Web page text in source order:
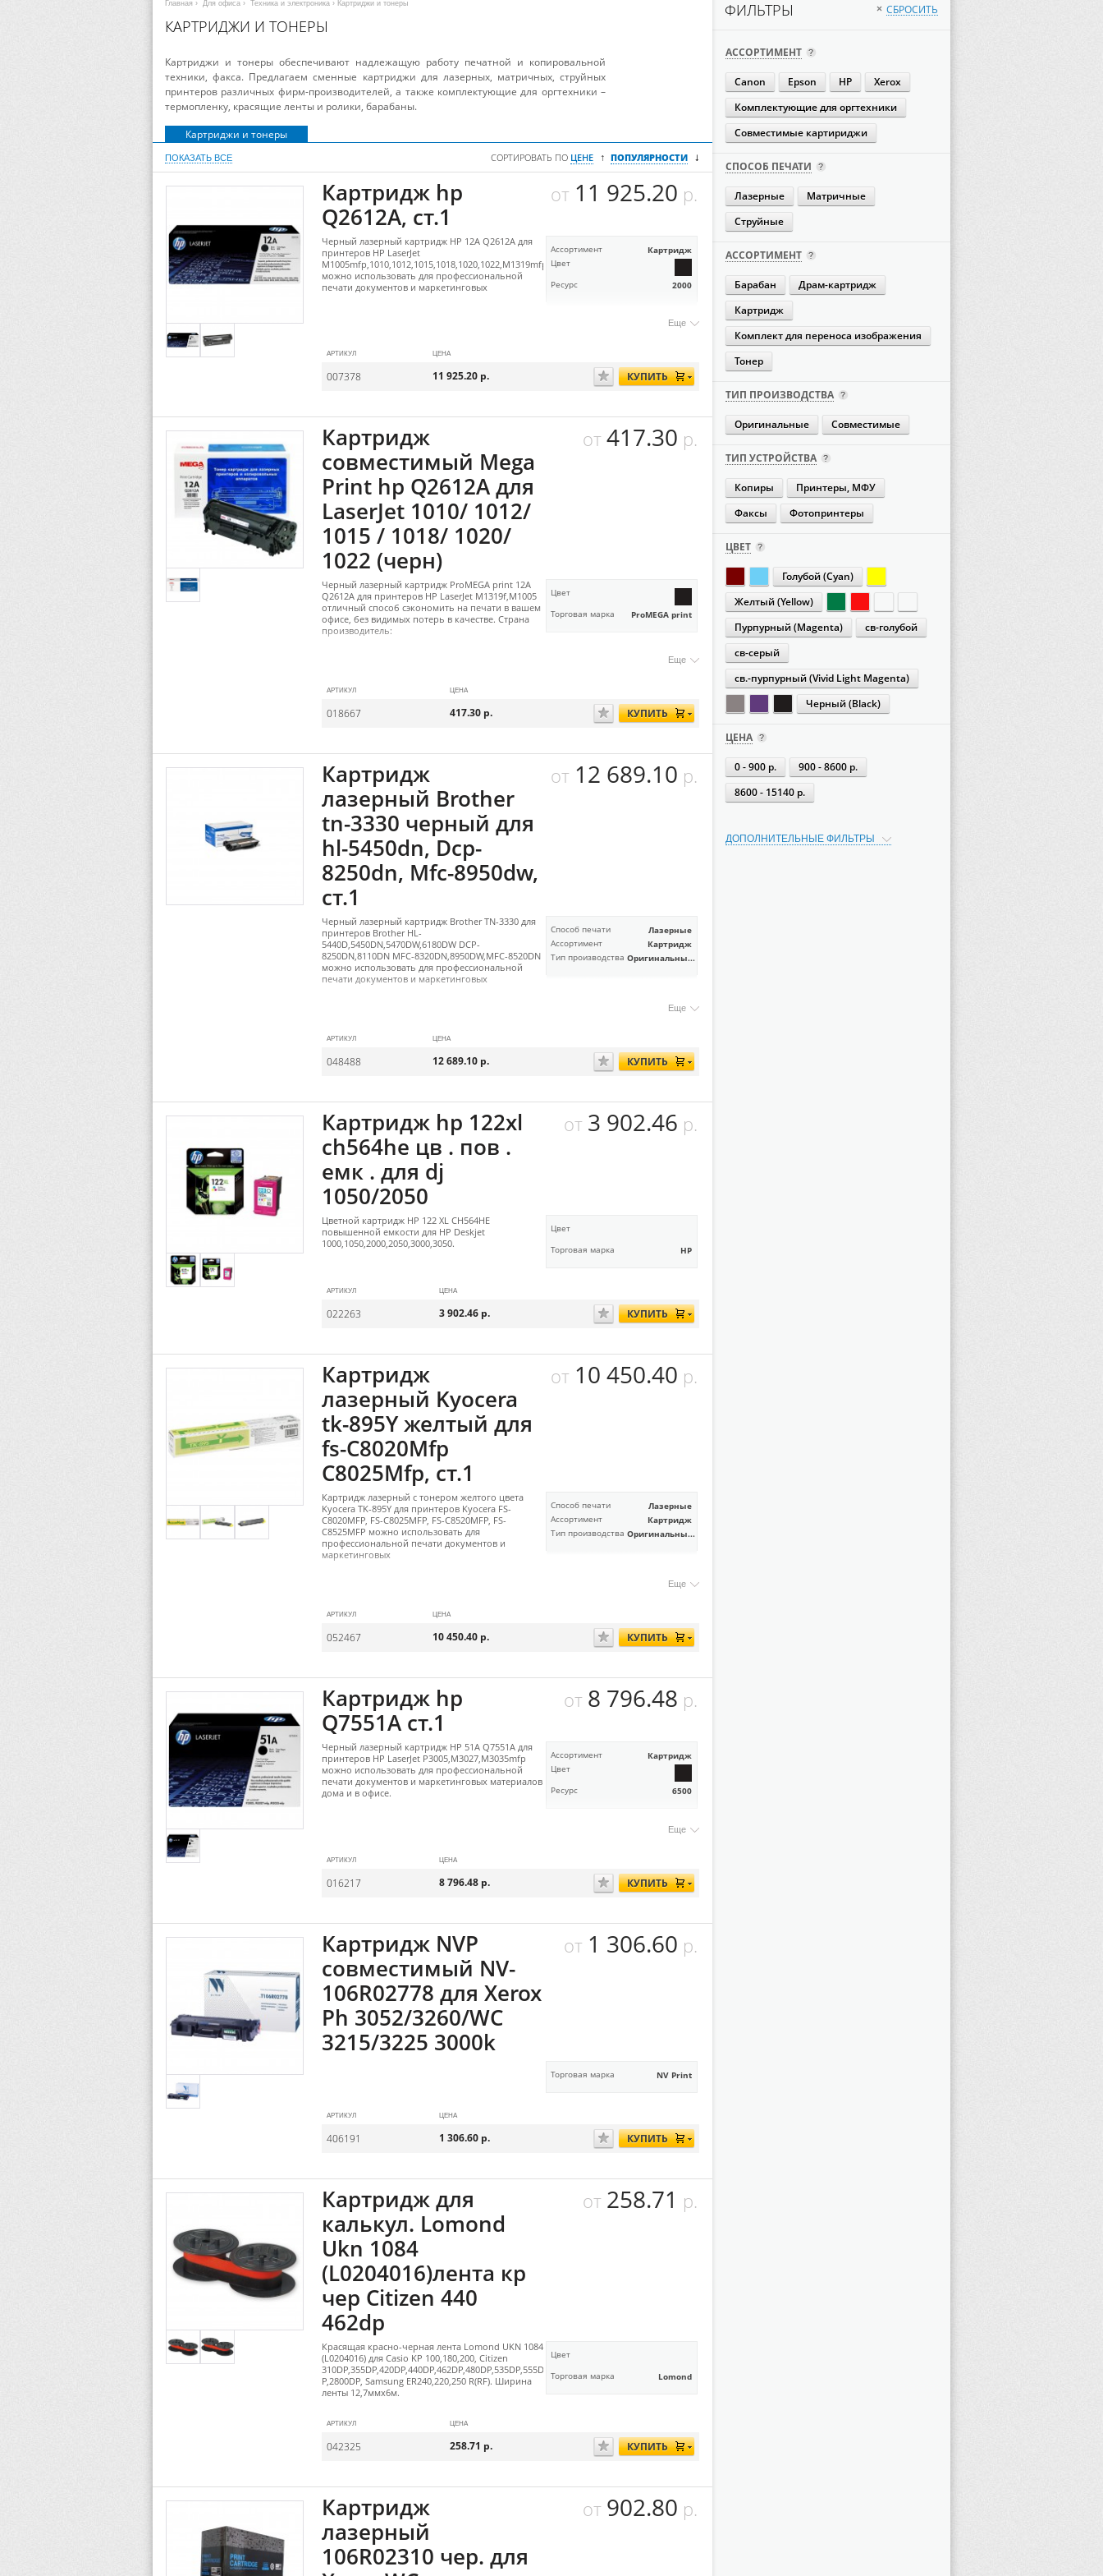
ФИЛЬТРЫ × СБРОСИТЬ
АССОРТИМЕНТ
Canon Epson HP
Xerox
Комплектующие для оргтехники
Совместимые картириджи
СПОСОБ ПЕЧАТИ
Лазерные
Матричные
Струйные
АССОРТИМЕНТ
Барабан
Драм-картридж
Картридж
Комплект для переноса изображения
Тонер
ТИП ПРОИЗВОДСТВА
Оригинальные Совместимые
ТИП УСТРОЙСТВА
Копиры
Принтеры, МФУ
Факсы
Фотопринтеры
ЦВЕТ
Голубой (Cyan)
Желтый (Yellow)
Пурпурный (Magenta)
св-голубой
св-серый
св.-пурпурный (Vivid Light Magenta)
Черный (Black)
ЦЕНА
0 - 900 р.
900 - 8600 р.
8600 - 15140 р.
ДОПОЛНИТЕЛЬНЫЕ ФИЛЬТРЫ
Главная › Для офиса › Техника и электроника › Картриджи и тонеры
КАРТРИДЖИ И ТОНЕРЫ
Картриджи и тонеры обеспечивают надлежащую работу печатной и копировальной
техники, факса. Предлагаем сменные картриджи для лазерных, матричных, струйных
принтеров различных фирм-производителей, а также комплектующие для оргтехники –
термопленку, красящие ленты и ролики, барабаны.
Картриджи и тонеры
ПОКАЗАТЬ ВСЕ СОРТИРОВАТЬ ПО ЦЕНЕ ↑ ПОПУЛЯРНОСТИ ↓
Картридж hp
Q2612А, ст.1
от 11 925.20 р.
Черный лазерный картридж HP 12A Q2612A для
принтеров HP LaserJet
M1005mfp,1010,1012,1015,1018,1020,1022,M1319mfp,3015,3020,3030,3050,3052,3055
можно использовать для профессиональной
печати документов и маркетинговых
Ассортимент Картридж
Цвет
Ресурс
2000
Еще
АРТИКУЛ ЦЕНА
007378 11 925.20 р. КУПИТЬ
Картридж
совместимый Mega
Print hp Q2612A для
LaserJet 1010/ 1012/
1015 / 1018/ 1020/
1022 (черн)
от 417.30 р.
Черный лазерный картридж ProMEGA print 12A
Q2612A для принтеров HP LaserJet M1319f,M1005
отличный способ сэкономить на печати в вашем
офисе, без видимых потерь в качестве. Страна
производитель:
Цвет
Торговая марка
ProMEGA print
Еще
АРТИКУЛ ЦЕНА
018667 417.30 р. КУПИТЬ
Картридж
лазерный Brother
tn-3330 черный для
hl-5450dn, Dcp-
8250dn, Mfc-8950dw,
ст.1
от 12 689.10 р.
Черный лазерный картридж Brother TN-3330 для
принтеров Brother HL-
5440D,5450DN,5470DW,6180DW DCP-
8250DN,8110DN MFC-8320DN,8950DW,MFC-8520DN
можно использовать для профессиональной
печати документов и маркетинговых
Способ печати Лазерные
Ассортимент Картридж
Тип производства Оригинальны...
Еще
АРТИКУЛ ЦЕНА
048488 12 689.10 р. КУПИТЬ
Картридж hp 122xl
ch564he цв . пов .
емк . для dj
1050/2050
от 3 902.46 р.
Цветной картридж HP 122 XL CH564HE
повышенной емкости для HP Deskjet
1000,1050,2000,2050,3000,3050.
Цвет
Торговая марка
HP
АРТИКУЛ ЦЕНА
022263 3 902.46 р. КУПИТЬ
Картридж
лазерный Kyocera
tk-895Y желтый для
fs-C8020Mfp
C8025Mfp, ст.1
от 10 450.40 р.
Картридж лазерный с тонером желтого цвета
Kyocera TK-895Y для принтеров Kyocera FS-
C8020MFP, FS-C8025MFP, FS-C8520MFP, FS-
C8525MFP можно использовать для
профессиональной печати документов и
маркетинговых
Способ печати Лазерные
Ассортимент Картридж
Тип производства Оригинальны...
Еще
АРТИКУЛ ЦЕНА
052467 10 450.40 р. КУПИТЬ
Картридж hp
Q7551А ст.1
от 8 796.48 р.
Черный лазерный картридж HP 51A Q7551A для
принтеров HP LaserJet P3005,M3027,M3035mfp
можно использовать для профессиональной
печати документов и маркетинговых материалов
дома и в офисе.
Ассортимент Картридж
Цвет
Ресурс
6500
Еще
АРТИКУЛ ЦЕНА
016217 8 796.48 р. КУПИТЬ
Картридж NVP
совместимый NV-
106R02778 для Xerox
Ph 3052/3260/WC
3215/3225 3000k
от 1 306.60 р.
Торговая марка NV Print
АРТИКУЛ ЦЕНА
406191 1 306.60 р. КУПИТЬ
Картридж для
калькул. Lomond
Ukn 1084
(L0204016)лента кр
чер Citizen 440
462dp
от 258.71 р.
Красящая красно-черная лента Lomond UKN 1084
(L0204016) для Casio KP 100,180,200, Citizen
310DP,355DP,420DP,440DP,462DP,480DP,535DP,555DP,560DP,575DP,2500DP,2600D
P,2800DP, Samsung ER240,220,250 R(RF). Ширина
ленты 12,7ммх6м.
Цвет
Торговая марка
Lomond
АРТИКУЛ ЦЕНА
042325 258.71 р. КУПИТЬ
Картридж
лазерный
106R02310 чер. для
от 902.80 р.